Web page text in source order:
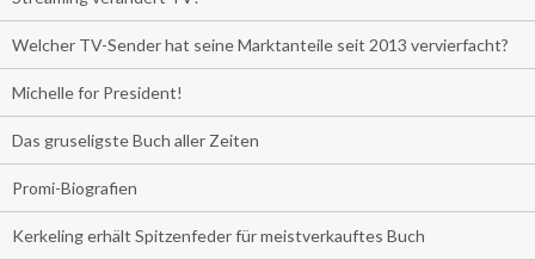
Welcher TV-Sender hat seine Marktanteile seit 2013 vervierfacht?
Michelle for President!
Das gruseligste Buch aller Zeiten
Promi-Biografien
Kerkeling erhält Spitzenfeder für meistverkauftes Buch